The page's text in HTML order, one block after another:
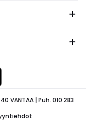
VANTAA | Puh. 010 283